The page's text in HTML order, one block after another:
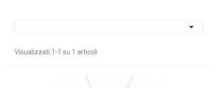

Visualizzati 1-1 su 1 articoli